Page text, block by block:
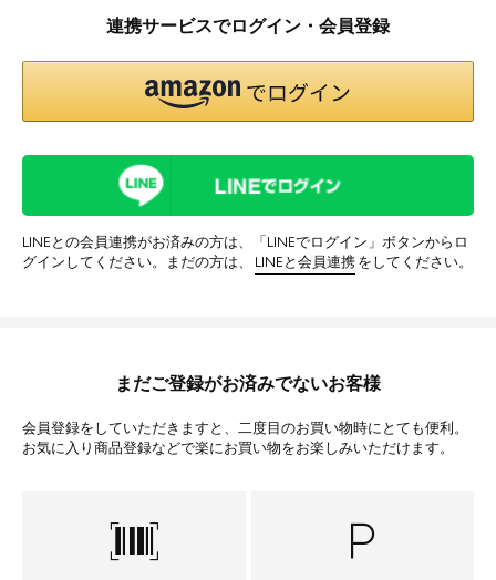
連携サービスでログイン・会員登録
LINEとの会員連携がお済みの方は、「LINEでログイン」ボタンからロ
グインしてください。まだの方は、
LINEと会員連携 をしてください。
まだご登録がお済みでないお客様
会員登録をしていただきますと、二度目のお買い物時にとても便利。
お気に入り商品登録などで楽にお買い物をお楽しみいただけます。
barcode_scanner local_parking